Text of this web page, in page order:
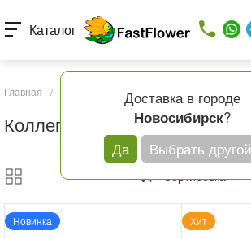
Доставка в городе
Новосибирск?
Да
Выбрать другой
Каталог
Главная / Каталог товаров
Коллеге
Сортировка
Новинка Хит